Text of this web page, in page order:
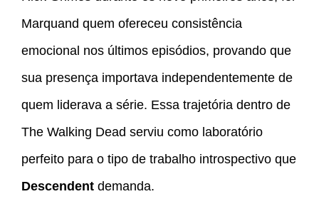
Marquand quem ofereceu consistência
emocional nos últimos episódios, provando que
sua presença importava independentemente de
quem liderava a série. Essa trajetória dentro de
The Walking Dead serviu como laboratório
perfeito para o tipo de trabalho introspectivo que
Descendent demanda.